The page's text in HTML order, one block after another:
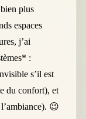
plus
espaces
j’ai
:
s’il est
du confort), et
😉